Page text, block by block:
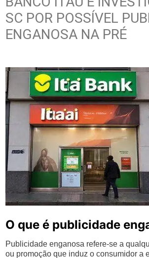
SC POR POSSÍVEL
ENGANOSA NA PRÉ
O que é publicidade
Publicidade enganosa refere-se a
ou promoção que induz o consumidor a